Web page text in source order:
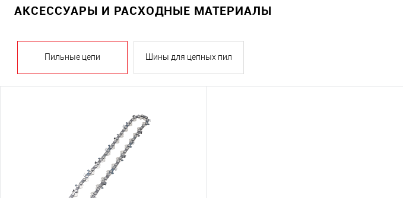
АКСЕССУАРЫ И РАСХОДНЫЕ МАТЕРИАЛЫ
Пильные цепи Шины для цепных пил